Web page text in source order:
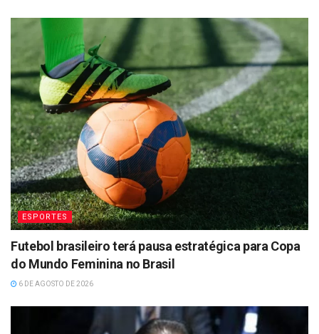
ESPORTES
Futebol brasileiro terá pausa estratégica para Copa
do Mundo Feminina no Brasil
6 DE AGOSTO DE 2026